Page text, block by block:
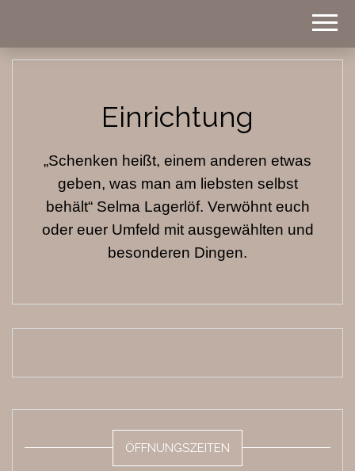
Einrichtung
„Schenken heißt, einem anderen etwas
geben, was man am liebsten selbst
behält“ Selma Lagerlöf. Verwöhnt euch
oder euer Umfeld mit ausgewählten und
besonderen Dingen.
ÖFFNUNGSZEITEN